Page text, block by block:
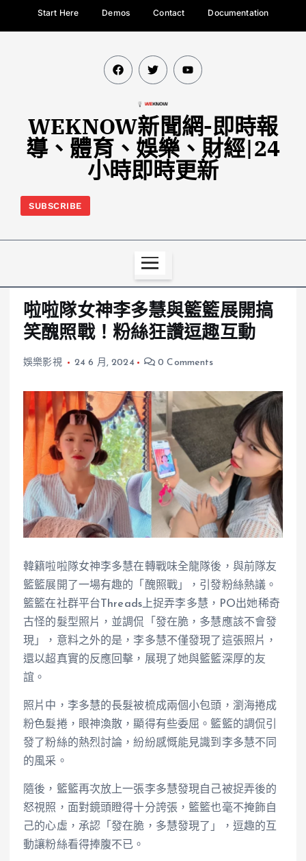
Start Here Demos Contact Documentation
WEKNOW新聞網-即時報
導、體育、娛樂、財經|24
小時即時更新
SUBSCRIBE
啦啦隊女神李多慧與籃籃展開搞
笑醜照戰！粉絲狂讚逗趣互動
娛樂影視 24 6 月, 2024 0 Comments
韓籍啦啦隊女神李多慧在轉戰味全龍隊後，與前隊友
籃籃展開了一場有趣的「醜照戰」，引發粉絲熱議。
籃籃在社群平台Threads上捉弄李多慧，PO出她稀奇
古怪的髮型照片，並調侃「發在脆，多慧應該不會發
現」，意料之外的是，李多慧不僅發現了這張照片，
還以超真實的反應回擊，展現了她與籃籃深厚的友
誼。
照片中，李多慧的長髮被梳成兩個小包頭，瀏海捲成
粉色髮捲，眼神渙散，顯得有些委屈。籃籃的調侃引
發了粉絲的熱烈討論，紛紛感慨能見識到李多慧不同
的風采。
隨後，籃籃再次放上一張李多慧發現自己被捉弄後的
怒視照，面對鏡頭瞪得十分誇張，籃籃也毫不掩飾自
己的心虛，承認「發在脆，多慧發現了」，逗趣的互
動讓粉絲看得捧腹不已。